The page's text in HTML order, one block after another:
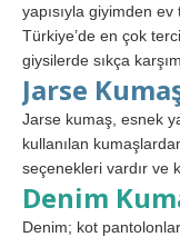
yapısıyla giyimden
Türkiye’de en çok
giysilerde sıkça
Jarse
Jarse kumaş, esnek
kullanılan
seçenekleri vardır ve
Denim
Denim; kot